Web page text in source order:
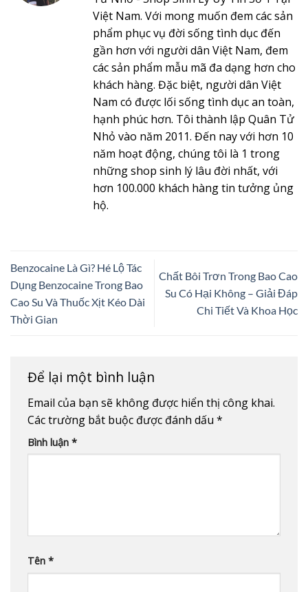
Việt Nam. Với mong muốn đem các sản
phẩm phục vụ đời sống tình dục đến
gần hơn với người dân Việt Nam, đem
các sản phẩm mẫu mã đa dạng hơn cho
khách hàng. Đặc biệt, người dân Việt
Nam có được lối sống tình dục an toàn,
hạnh phúc hơn. Tôi thành lập Quân Tử
Nhỏ vào năm 2011. Đến nay với hơn 10
năm hoạt động, chúng tôi là 1 trong
những shop sinh lý lâu đời nhất, với
hơn 100.000 khách hàng tin tưởng ủng
hộ.
Benzocaine Là Gì? Hé Lộ Tác
Dụng Benzocaine Trong Bao
Cao Su Và Thuốc Xịt Kéo Dài
Thời Gian
Chất Bôi Trơn Trong Bao Cao
Su Có Hại Không – Giải Đáp
Chi Tiết Và Khoa Học
Để lại một bình luận
Email của bạn sẽ không được hiển thị công khai.
Các trường bắt buộc được đánh dấu *
Bình luận *
Tên *